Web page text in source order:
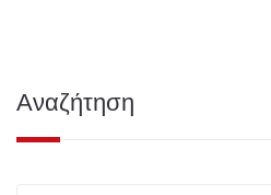
Αναζήτηση